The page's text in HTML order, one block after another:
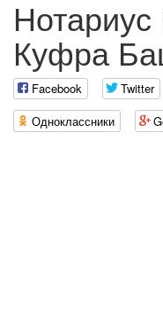
Куфра
Facebook Twitter
Одноклассники